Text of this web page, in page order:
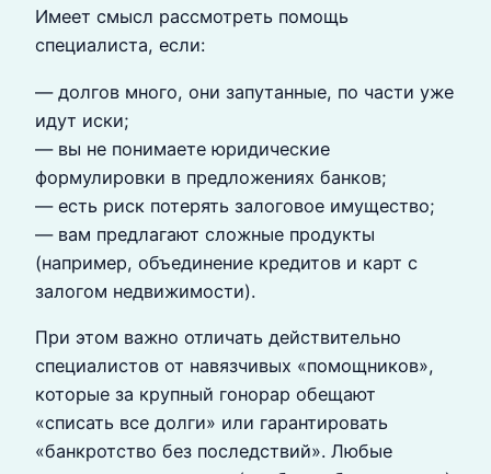
Имеет смысл рассмотреть помощь
специалиста, если:
— долгов много, они запутанные, по части уже
идут иски;
— вы не понимаете юридические
формулировки в предложениях банков;
— есть риск потерять залоговое имущество;
— вам предлагают сложные продукты
(например, объединение кредитов и карт с
залогом недвижимости).
При этом важно отличать действительно
специалистов от навязчивых «помощников»,
которые за крупный гонорар обещают
«списать все долги» или гарантировать
«банкротство без последствий». Любые